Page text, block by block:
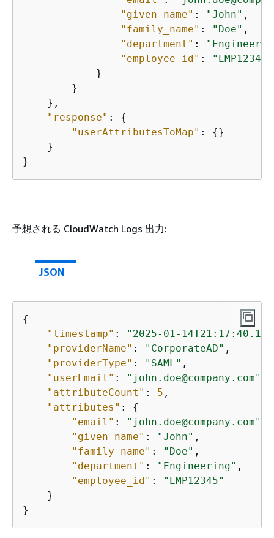
"given_name" : "John" ,
"family_name" : "Doe" ,
"department" :
"employee_id" :
"EMP12345"
            }
        }
    },
"response" : {
"userAttributesToMap" : {}
    }
}
予想される CloudWatch Logs 出力:
JSON
{
"timestamp" :
"2025-01-
"providerName" : "CorporateAD" ,
"providerType" : "SAML" ,
"userEmail" : "john.doe@company.com"
"attributeCount" : 5 ,
"attributes" : {
"email" : "john.doe@company.com"
"given_name" : "John" ,
"family_name" : "Doe" ,
"department" : "Engineering" ,
"employee_id" :
"EMP12345"
    }
}